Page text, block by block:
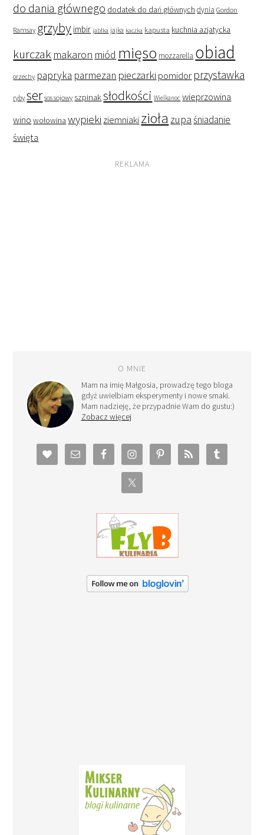
do dania głównego dodatek do dań głównych dynia Gordon
Ramsay grzyby imbir jabłka jajka kaczka kapusta kuchnia azjatycka
kurczak makaron miód mięso mozzarella obiad
orzechy papryka parmezan pieczarki pomidor przystawka
ryby ser sos sojowy szpinaksłodkości Wielkanoc wieprzowina
wino wołowina wypieki ziemniaki zioła zupaśniadanie
święta
REKLAMA
O MNIE
Mam na imię Małgosia, prowadzę tego bloga
gdyż uwielbiam eksperymenty i nowe smaki.
Mam nadzieję, że przypadnie Wam do gustu:)
Zobacz więcej